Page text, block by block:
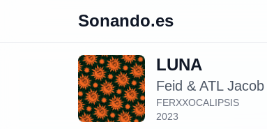
Sonando.es
LUNA
Feid & ATL Jacob
FERXXOCALIPSIS
2023